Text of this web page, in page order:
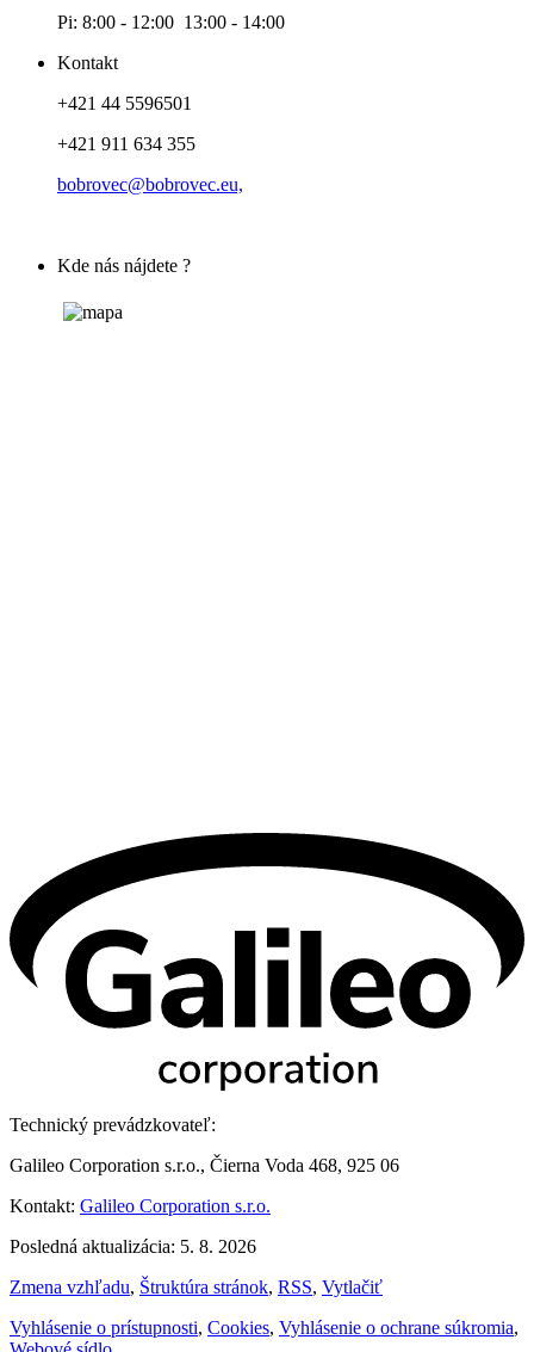
Pi: 8:00 - 12:00 13:00 - 14:00
Kontakt
+421 44 5596501
+421 911 634 355
bobrovec@bobrovec.eu,
Kde nás nájdete ?
Technický prevádzkovateľ:
Galileo Corporation s.r.o., Čierna Voda 468, 925 06
Kontakt: Galileo Corporation s.r.o.
Posledná aktualizácia: 5. 8. 2026
Zmena vzhľadu, Štruktúra stránok, RSS, Vytlačiť
Vyhlásenie o prístupnosti, Cookies, Vyhlásenie o ochrane súkromia,